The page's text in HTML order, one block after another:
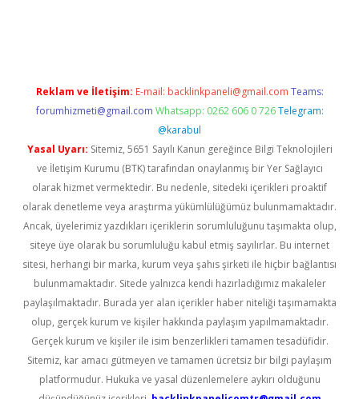
Reklam ve İletişim: E-mail: backlinkpaneli@gmail.com Teams:
forumhizmeti@gmail.com Whatsapp: 0262 606 0 726 Telegram:
@karabul
Yasal Uyarı: Sitemiz, 5651 Sayılı Kanun gereğince Bilgi Teknolojileri
ve İletişim Kurumu (BTK) tarafından onaylanmış bir Yer Sağlayıcı
olarak hizmet vermektedir. Bu nedenle, sitedeki içerikleri proaktif
olarak denetleme veya araştırma yükümlülüğümüz bulunmamaktadır.
Ancak, üyelerimiz yazdıkları içeriklerin sorumluluğunu taşımakta olup,
siteye üye olarak bu sorumluluğu kabul etmiş sayılırlar. Bu internet
sitesi, herhangi bir marka, kurum veya şahıs şirketi ile hiçbir bağlantısı
bulunmamaktadır. Sitede yalnızca kendi hazırladığımız makaleler
paylaşılmaktadır. Burada yer alan içerikler haber niteliği taşımamakta
olup, gerçek kurum ve kişiler hakkında paylaşım yapılmamaktadır.
Gerçek kurum ve kişiler ile isim benzerlikleri tamamen tesadüfidir.
Sitemiz, kar amacı gütmeyen ve tamamen ücretsiz bir bilgi paylaşım
platformudur. Hukuka ve yasal düzenlemelere aykırı olduğunu